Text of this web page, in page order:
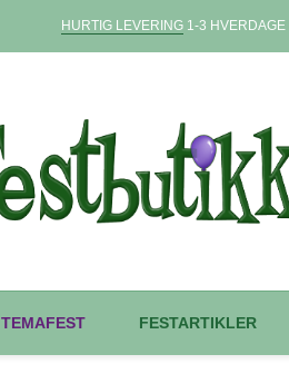
HURTIG LEVERING1-3 HVERDAGE
TEMAFEST FESTARTIKLER